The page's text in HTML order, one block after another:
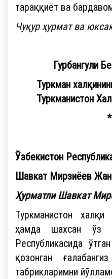
тараққиёт ва
Чуқур ҳурмат ва
Гурбангули
Туркман
Туркманистон
Ўзбекистон
Шавкат Мирзиёев
Ҳурматли Шавкат
Туркманистон
ҳамда шахсан ўз
Республикасида
қозонган
табрикларимни